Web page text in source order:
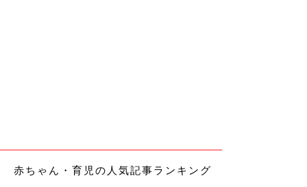
ような「ケーンケーン」という特徴的な甲高いせきが出るように
なります。
重症になると肋骨の間がへこむ陥没呼吸をしたり、呼吸困難にな
赤ちゃん・育児の人気記事ランキング